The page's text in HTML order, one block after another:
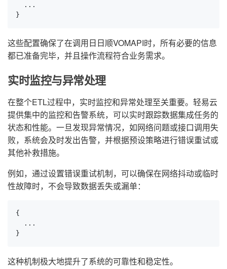
  ...
}
这些配置确保了在调用日日顺VOMAPI时，所有必要的信息
都已准备完毕，并且操作流程符合业务需求。
实时监控与异常处理
在整个ETL过程中，实时监控和异常处理至关重要。轻易云
提供集中的监控和告警系统，可以实时跟踪数据集成任务的
状态和性能。一旦发现异常情况，如网络问题或接口调用失
败，系统会及时发出告警，并根据预设策略进行错误重试或
其他补救措施。
例如，通过设置错误重试机制，可以确保在网络抖动或临时
性故障时，不会导致数据丢失或漏单：
{
  ...
}
这种机制极大地提升了系统的可靠性和稳定性。